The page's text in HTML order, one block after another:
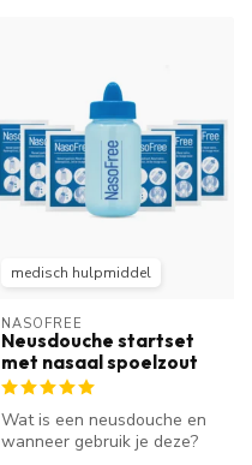
medisch hulpmiddel
NASOFREE
Neusdouche startset
met nasaal spoelzout
Wat is een neusdouche en
wanneer gebruik je deze?